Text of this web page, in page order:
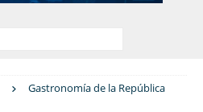
Gastronomía de la República